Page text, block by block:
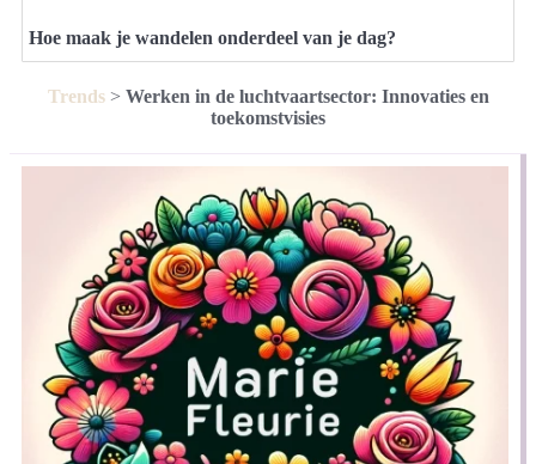
Hoe maak je wandelen onderdeel van je dag?
Trends> Werken in de luchtvaartsector: Innovaties en
toekomstvisies